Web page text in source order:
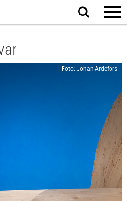
Sök
på
Foto: Johan Ardefors